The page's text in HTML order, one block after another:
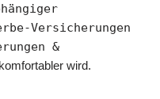
Versicherungen
&
wird.